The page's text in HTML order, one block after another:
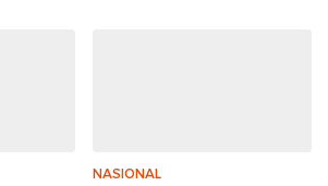
NASIONAL